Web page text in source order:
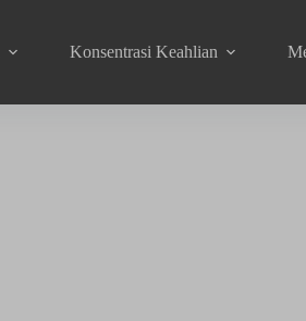
Konsentrasi Keahlian